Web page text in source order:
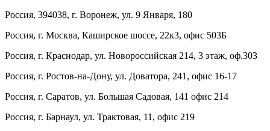
Россия, 394038, г. Воронеж, ул. 9 Января, 180
Россия, г. Москва, Каширское шоссе, 22к3, офис 503Б
Россия, г. Краснодар, ул. Новороссийская 214, 3 этаж, оф.303
Россия, г. Ростов-на-Дону, ул. Доватора, 241, офис 16-17
Россия, г. Саратов, ул. Большая Садовая, 141 офис 214
Россия, г. Барнаул, ул. Трактовая, 11, офис 219